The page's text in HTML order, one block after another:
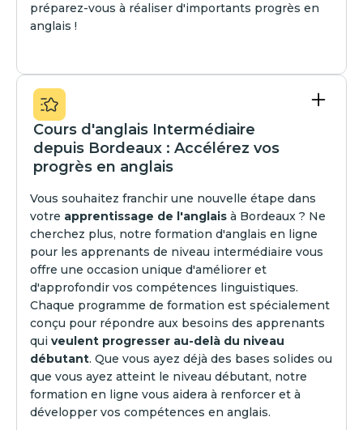
préparez-vous à réaliser d'importants progrès en
anglais !
Cours d'anglais Intermédiaire
depuis Bordeaux : Accélérez vos
progrès en anglais
Vous souhaitez franchir une nouvelle étape dans
votre apprentissage de l'anglais à Bordeaux ? Ne
cherchez plus, notre formation d'anglais en ligne
pour les apprenants de niveau intermédiaire vous
offre une occasion unique d'améliorer et
d'approfondir vos compétences linguistiques.
Chaque programme de formation est spécialement
conçu pour répondre aux besoins des apprenants
qui veulent progresser au-delà du niveau
débutant. Que vous ayez déjà des bases solides ou
que vous ayez atteint le niveau débutant, notre
formation en ligne vous aidera à renforcer et à
développer vos compétences en anglais.